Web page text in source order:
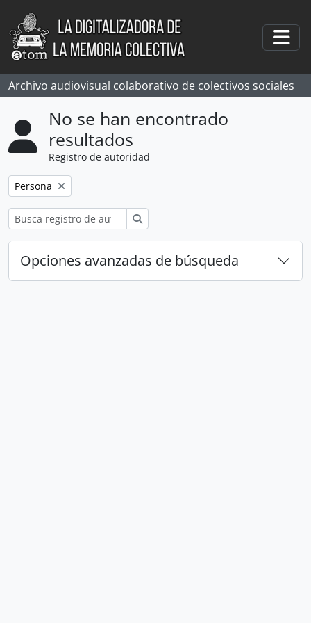
Skip to main content
Archivo audiovisual colaborativo de colectivos sociales
No se han encontrado
resultados
Registro de autoridad
Remove filter:
Persona
Opciones avanzadas de búsqueda